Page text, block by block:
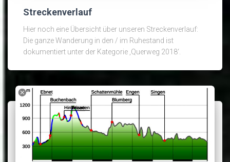
Streckenverlauf
Hier noch eine Übersicht über unseren Streckenverlauf:
Die ganze Wanderung in den / im Ruhestand ist
dokumentiert unter der Kategorie ‚Querweg 2018‘.